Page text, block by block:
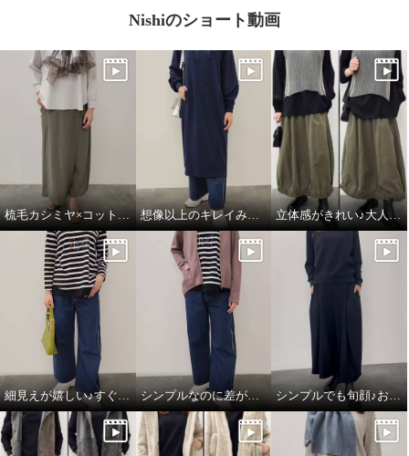
Nishiのショート動画
想像以上のキレイみえ♪大人のフーディワンピ 立体感がきれい♪大人のハンサムスカート
細見えが嬉しい♪すぐ使える楽ちんコーデ シンプルなのに差がつく♪綺麗みえコーデ シンプルでも旬顔♪おすすめワントーンコーデ